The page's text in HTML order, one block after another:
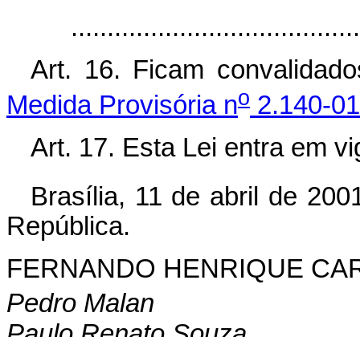
Art. 16. Ficam
Medida Provisória no 2.140-
Art. 17. Esta Lei entra em
Brasília, 11 de abril de
República.
FERNANDO HENRIQUE
Pedro Malan